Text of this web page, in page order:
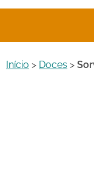
Início > Doces >